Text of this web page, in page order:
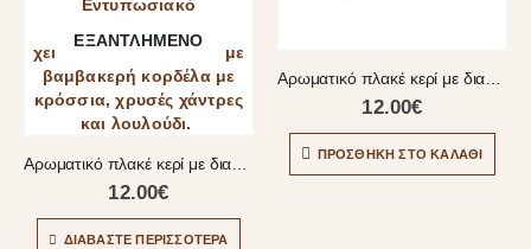
ΕΞΑΝΤΛΗΜΈΝΟ
Αρωματικό πλακέ κερί με διακόσμηση
12.00€
ΔΙΑΒΆΣΤΕ ΠΕΡΙΣΣΌΤΕΡΑ
Αρωματικό πλακέ κερί με διακόσμηση
12.00€
ΠΡΟΣΘΉΚΗ ΣΤΟ ΚΑΛΆΘΙ